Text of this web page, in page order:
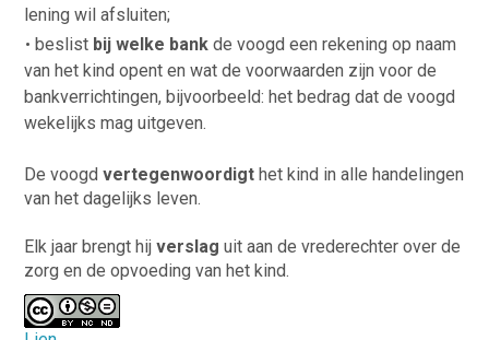
lening wil afsluiten;
beslist bij welke bank de voogd een rekening op naam
van het kind opent en wat de voorwaarden zijn voor de
bankverrichtingen, bijvoorbeeld: het bedrag dat de voogd
wekelijks mag uitgeven.
De voogdvertegenwoordigthet kind in alle handelingen
van het dagelijks leven.
Elk jaar brengt hijverslag uit aan de vrederechter over de
zorg en de opvoeding van het kind.